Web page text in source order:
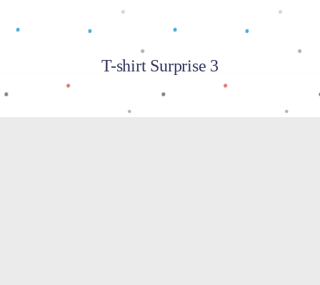
T-shirt Surprise 3